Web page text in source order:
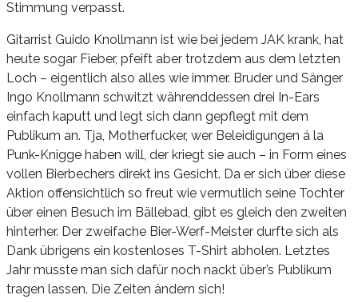
Stimmung verpasst.
Gitarrist Guido Knollmann ist wie bei jedem JAK krank, hat
heute sogar Fieber, pfeift aber trotzdem aus dem letzten
Loch – eigentlich also alles wie immer. Bruder und Sänger
Ingo Knollmann schwitzt währenddessen drei In-Ears
einfach kaputt und legt sich dann gepflegt mit dem
Publikum an. Tja, Motherfucker, wer Beleidigungen á la
Punk-Knigge haben will, der kriegt sie auch – in Form eines
vollen Bierbechers direkt ins Gesicht. Da er sich über diese
Aktion offensichtlich so freut wie vermutlich seine Tochter
über einen Besuch im Bällebad, gibt es gleich den zweiten
hinterher. Der zweifache Bier-Werf-Meister durfte sich als
Dank übrigens ein kostenloses T-Shirt abholen. Letztes
Jahr musste man sich dafür noch nackt über’s Publikum
tragen lassen. Die Zeiten ändern sich!